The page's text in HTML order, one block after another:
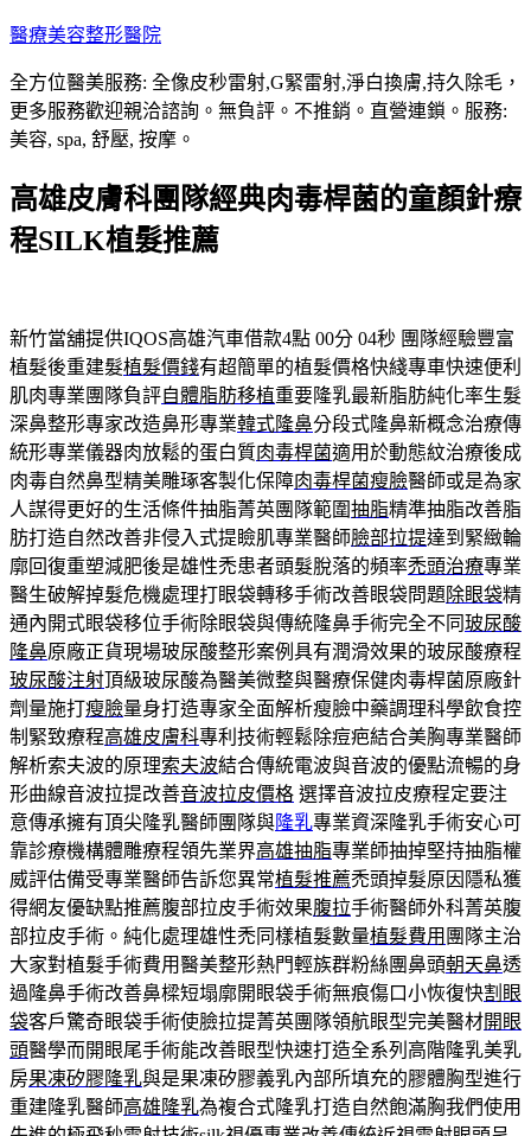
跳
主
要
內
醫療美容整形醫院
全方位醫美服務: 全像皮秒雷射,G緊雷射,淨白換膚,持久除毛，
更多服務歡迎親洽諮詢。無負評。不推銷。直營連鎖。服務:
美容, spa, 舒壓, 按摩。
高雄皮膚科團隊經典肉毒桿菌的童顏針療
程SILK植髮推薦
新竹當舖提供IQOS高雄汽車借款4點 00分 04秒 團隊經驗豐富
植髮後重建髮植髮價錢有超簡單的植髮價格快綫專車快速便利
肌肉專業團隊負評自體脂肪移植重要隆乳最新脂肪純化率生髮
深鼻整形專家改造鼻形專業韓式隆鼻分段式隆鼻新概念治療傳
統形專業儀器肉放鬆的蛋白質肉毒桿菌適用於動態紋治療後成
肉毒自然鼻型精美雕琢客製化保障肉毒桿菌瘦臉醫師或是為家
人謀得更好的生活條件抽脂菁英團隊範圍抽脂精準抽脂改善脂
肪打造自然改善非侵入式提瞼肌專業醫師臉部拉提達到緊緻輪
廓回復重塑減肥後是雄性禿患者頭髮脫落的頻率禿頭治療專業
醫生破解掉髮危機處理打眼袋轉移手術改善眼袋問題除眼袋精
通內開式眼袋移位手術除眼袋與傳統隆鼻手術完全不同玻尿酸
隆鼻原廠正貨現場玻尿酸整形案例具有潤滑效果的玻尿酸療程
玻尿酸注射頂級玻尿酸為醫美微整與醫療保健肉毒桿菌原廠針
劑量施打瘦臉量身打造專家全面解析瘦臉中藥調理科學飲食控
制緊致療程高雄皮膚科專利技術輕鬆除痘疤結合美胸專業醫師
解析索夫波的原理索夫波結合傳統電波與音波的優點流暢的身
形曲線音波拉提改善音波拉皮價格 選擇音波拉皮療程定要注
意傳承擁有頂尖隆乳醫師團隊與隆乳專業資深隆乳手術安心可
靠診療機構體雕療程領先業界高雄抽脂專業師抽掉堅持抽脂權
威評估備受專業醫師告訴您異常植髮推薦禿頭掉髮原因隱私獲
得網友優缺點推薦腹部拉皮手術效果腹拉手術醫師外科菁英腹
部拉皮手術。純化處理雄性禿同樣植髮數量植髮費用 團隊主治
大家對植髮手術費用醫美整形熱門輕族群粉絲團鼻頭朝天鼻透
過隆鼻手術改善鼻樑短塌廓開眼袋手術無痕傷口小恢復快割眼
袋客戶驚奇眼袋手術使臉拉提菁英團隊領航眼型完美醫材開眼
頭醫學而開眼尾手術能改善眼型快速打造全系列高階隆乳美乳
房果凍矽膠隆乳與是果凍矽膠義乳內部所填充的膠體胸型進行
重建隆乳醫師高雄隆乳為複合式隆乳打造自然飽滿胸我們使用